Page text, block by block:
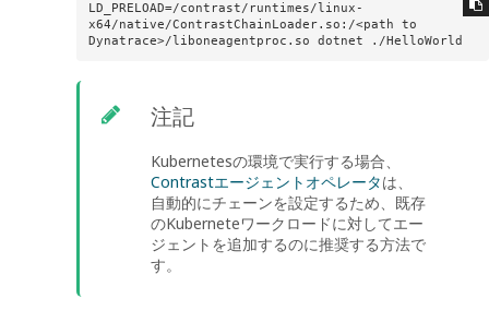
LD_PRELOAD=/contrast/runtimes/linux-
x64/native/ContrastChainLoader.so:/<path to
Dynatrace>/liboneagentproc.so dotnet ./HelloWorld
注記
Kubernetesの環境で実行する場合、
Contrastエージェントオペレータは、
自動的にチェーンを設定するため、既存
のKuberneteワークロードに対してエー
ジェントを追加するのに推奨する方法で
す。